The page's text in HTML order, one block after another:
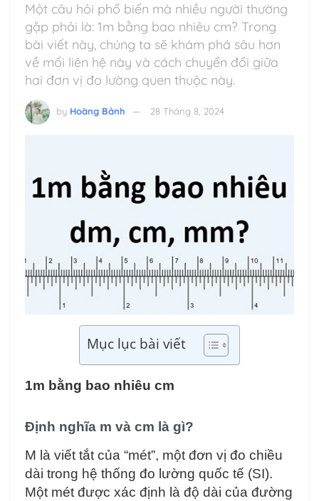
Một câu hỏi phổ biến mà nhiều người thường
gặp phải là: 1m bằng bao nhiêu cm? Trong
bài viết này, chúng ta sẽ khám phá sâu hơn
về mối liên hệ này và cách chuyển đổi giữa
hai đơn vị đo lường quen thuộc này.
by Hoàng Bảnh 28 Tháng 8, 2024
Mục lục bài viết
1m bằng bao nhiêu cm
Định nghĩa m và cm là gì?
M là viết tắt của “mét”, một đơn vị đo chiều
dài trong hệ thống đo lường quốc tế (SI).
Một mét được xác định là độ dài của đường